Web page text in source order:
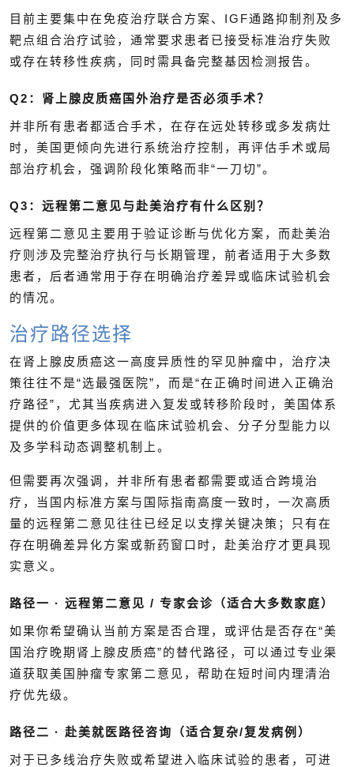
目前主要集中在免疫治疗联合方案、IGF通路抑制剂及多
靶点组合治疗试验，通常要求患者已接受标准治疗失败
或存在转移性疾病，同时需具备完整基因检测报告。
Q2：肾上腺皮质癌国外治疗是否必须手术？
并非所有患者都适合手术，在存在远处转移或多发病灶
时，美国更倾向先进行系统治疗控制，再评估手术或局
部治疗机会，强调阶段化策略而非“一刀切”。
Q3：远程第二意见与赴美治疗有什么区别？
远程第二意见主要用于验证诊断与优化方案，而赴美治
疗则涉及完整治疗执行与长期管理，前者适用于大多数
患者，后者通常用于存在明确治疗差异或临床试验机会
的情况。
治疗路径选择
在肾上腺皮质癌这一高度异质性的罕见肿瘤中，治疗决
策往往不是“选最强医院”，而是“在正确时间进入正确治
疗路径”，尤其当疾病进入复发或转移阶段时，美国体系
提供的价值更多体现在临床试验机会、分子分型能力以
及多学科动态调整机制上。
但需要再次强调，并非所有患者都需要或适合跨境治
疗，当国内标准方案与国际指南高度一致时，一次高质
量的远程第二意见往往已经足以支撑关键决策；只有在
存在明确差异化方案或新药窗口时，赴美治疗才更具现
实意义。
路径一 · 远程第二意见 / 专家会诊（适合大多数家庭）
如果你希望确认当前方案是否合理，或评估是否存在“美
国治疗晚期肾上腺皮质癌”的替代路径，可以通过专业渠
道获取美国肿瘤专家第二意见，帮助在短时间内理清治
疗优先级。
路径二 · 赴美就医路径咨询（适合复杂/复发病例）
对于已多线治疗失败或希望进入临床试验的患者，可进